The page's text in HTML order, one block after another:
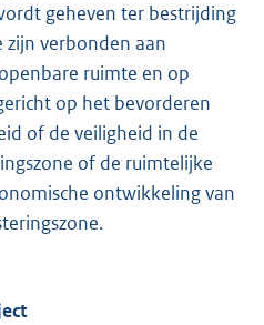
geheven ter bestrijding
zijn verbonden aan
ruimte en op
op het bevorderen
of de veiligheid in de
of de ruimtelijke
ontwikkeling van